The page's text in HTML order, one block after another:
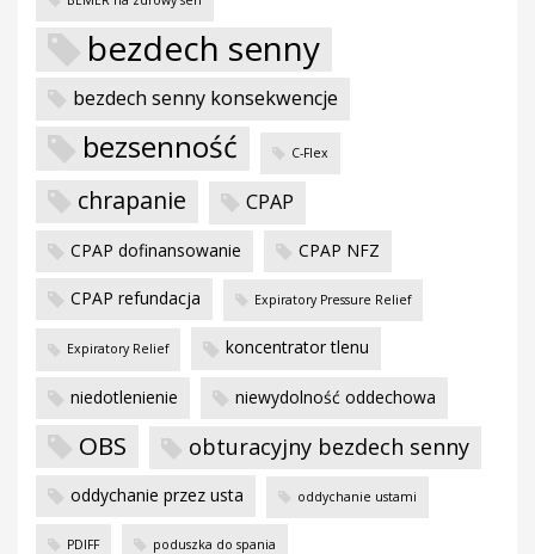
bezdech senny
bezdech senny konsekwencje
bezsenność C-Flex
chrapanie CPAP
CPAP dofinansowanie CPAP NFZ
CPAP refundacja Expiratory Pressure Relief
Expiratory Relief koncentrator tlenu
niedotlenienie niewydolność oddechowa
OBS obturacyjny bezdech senny
oddychanie przez usta oddychanie ustami
PDIFF poduszka do spania